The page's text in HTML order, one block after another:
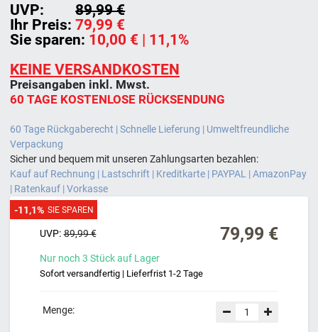
Ihr Preis: 79,99 €
UVP:
89,99 €
Sie sparen: 10,00 € | 11,1%
KEINE VERSANDKOSTEN
Preisangaben inkl. Mwst.
60 TAGE KOSTENLOSE RÜCKSENDUNG
60 Tage Rückgaberecht | Schnelle Lieferung | Umweltfreundliche
Verpackung
Sicher und bequem mit unseren Zahlungsarten bezahlen:
Kauf auf Rechnung | Lastschrift | Kreditkarte | PAYPAL | AmazonPay
| Ratenkauf | Vorkasse
79,99 €
UVP: 89,99 €
Nur noch 3 Stückauf Lager
Sofort versandfertig | Lieferfrist 1-2 Tage
-11,1% SIE SPAREN
Menge: